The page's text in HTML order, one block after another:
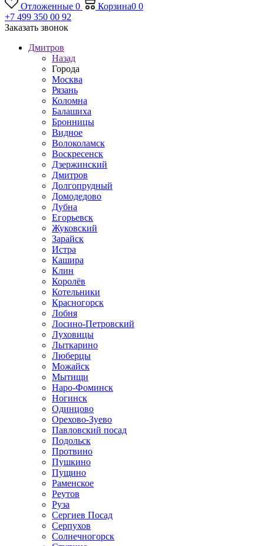
Отложенные 0 Корзина0 0
+7 499 350 00 92
Заказать звонок
Дмитров
Назад
Города
Москва
Рязань
Коломна
Балашиха
Бронницы
Видное
Волоколамск
Воскресенск
Дзержинский
Дмитров
Долгопрудный
Домодедово
Дубна
Егорьевск
Жуковский
Зарайск
Истра
Кашира
Клин
Королёв
Котельники
Красногорск
Лобня
Лосино-Петровский
Луховицы
Лыткарино
Люберцы
Можайск
Мытищи
Наро-Фоминск
Ногинск
Одинцово
Орехово-Зуево
Павловский посад
Подольск
Протвино
Пушкино
Пущино
Раменское
Реутов
Руза
Сергиев Посад
Серпухов
Солнечногорск